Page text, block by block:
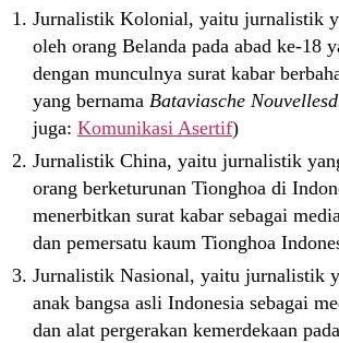
Jurnalistik Kolonial, yaitu jurnalistik
oleh orang Belanda pada abad ke-18
dengan munculnya surat kabar
yang bernama Bataviasche
juga: Komunikasi Asertif)
Jurnalistik China, yaitu jurnalistik
orang berketurunan Tionghoa di
menerbitkan surat kabar sebagai
dan pemersatu kaum Tionghoa
Jurnalistik Nasional, yaitu jurnalistik
anak bangsa asli Indonesia sebagai
dan alat pergerakan kemerdekaan